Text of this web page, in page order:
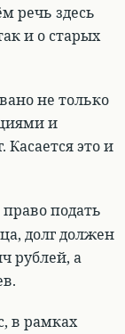
речь здесь
и о старых
не только
и
это и
подать
долг должен
рублей, а
, в рамках